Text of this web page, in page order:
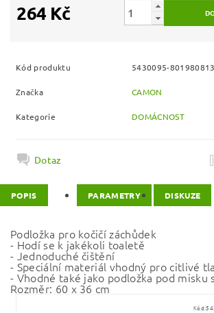
264 Kč
Kód produktu 5430095-
Značka CAMON
Kategorie DOMÁCNOST
Dotaz
POPIS PARAMETRY DISKUZE
Podložka pro kočičí záchůdek
- Hodí se k jakékoli toaletě
- Jednoduché čištění
- Speciální materiál vhodný pro citlivé
- Vhodné také jako podložka pod misku
Rozměr: 60 x 36 cm
Kód: